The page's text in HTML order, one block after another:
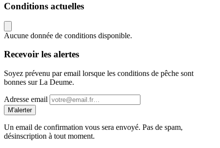
Conditions actuelles
Aucune donnée de conditions disponible.
Recevoir les alertes
Soyez prévenu par email lorsque les conditions de pêche sont
bonnes sur La Deume.
Adresse email
M'alerter
Un email de confirmation vous sera envoyé. Pas de spam,
désinscription à tout moment.